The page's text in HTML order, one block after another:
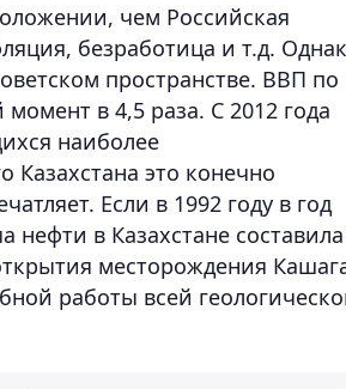
чем Российская
безработица и т.д.
пространстве. ВВП по
в 4,5 раза. С 2012 года
наиболее
Казахстана это конечно
Если в 1992 году в год
в Казахстане составила
месторождения
работы всей